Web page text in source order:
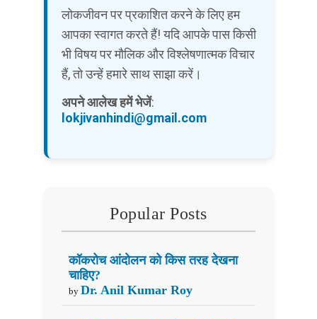
लोकजीवन पर प्रकाशित करने के लिए हम
आपका स्वागत करते हैं! यदि आपके पास किसी
भी विषय पर मौलिक और विश्लेषणात्मक विचार
हैं, तो उन्हें हमारे साथ साझा करें।
अपने आलेख हमें भेजें:
lokjivanhindi@gmail.com
Popular Posts
कॉकरोच आंदोलन को किस तरह देखना
चाहिए?
by Dr. Anil Kumar Roy